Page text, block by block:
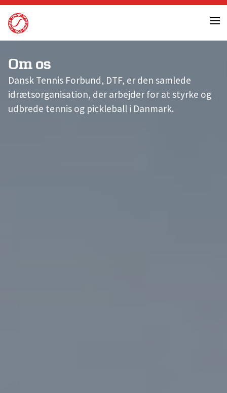
Skip
content
Om os
Dansk Tennis Forbund, DTF, er den samlede
idrætsorganisation, der arbejder for at styrke og
udbrede tennis og pickleball i Danmark.